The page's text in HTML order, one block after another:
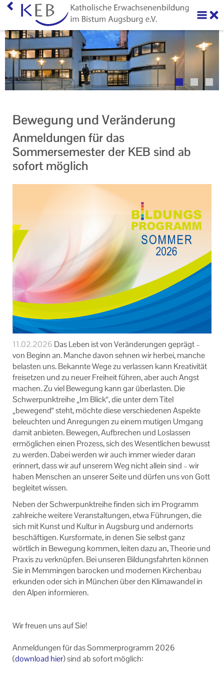
Bewegung und Veränderung
Anmeldungen für das
Sommersemester der KEB sind ab
sofort möglich
11.02.2026 Das Leben ist von Veränderungen geprägt –
von Beginn an. Manche davon sehnen wir herbei, manche
belasten uns. Bekannte Wege zu verlassen kann Kreativität
freisetzen und zu neuer Freiheit führen, aber auch Angst
machen. Zu viel Bewegung kann gar überlasten. Die
Schwerpunktreihe „Im Blick“, die unter dem Titel
„bewegend“ steht, möchte diese verschiedenen Aspekte
beleuchten und Anregungen zu einem mutigen Umgang
damit anbieten. Bewegen, Aufbrechen und Loslassen
ermöglichen einen Prozess, sich des Wesentlichen bewusst
zu werden. Dabei werden wir auch immer wieder daran
erinnert, dass wir auf unserem Weg nicht allein sind – wir
haben Menschen an unserer Seite und dürfen uns von Gott
begleitet wissen.
Neben der Schwerpunktreihe finden sich im Programm
zahlreiche weitere Veranstaltungen, etwa Führungen, die
sich mit Kunst und Kultur in Augsburg und andernorts
beschäftigen. Kursformate, in denen Sie selbst ganz
wörtlich in Bewegung kommen, leiten dazu an, Theorie und
Praxis zu verknüpfen. Bei unseren Bildungsfahrten können
Sie in Memmingen barocken und modernen Kirchenbau
erkunden oder sich in München über den Klimawandel in
den Alpen informieren.
Wir freuen uns auf Sie!
Anmeldungen für das Sommerprogramm 2026
(download hier) sind ab sofort möglich:
Home
Über uns
Neuigkeiten
Ihr Kontakt zu uns
AGB
Datenschutzerklärung